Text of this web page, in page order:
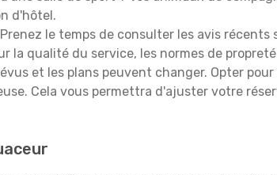
d'hôtel.
Prenez le temps de consulter les avis
la qualité du service, les normes de
et les plans peuvent changer. Opter
Cela vous permettra d'ajuster votre